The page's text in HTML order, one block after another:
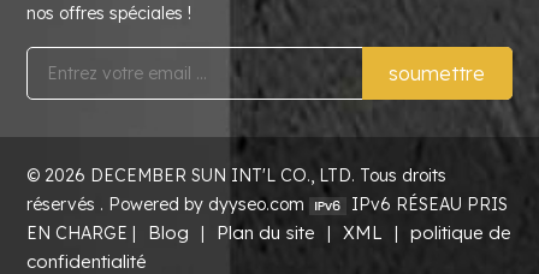
nos offres spéciales !
soumettre
© 2026 DECEMBER SUN INT'L CO., LTD. Tous droits
réservés . Powered by dyyseo.com
IPv6 RÉSEAU PRIS
EN CHARGE |
Blog | Plan du site | XML |
politique de
confidentialité